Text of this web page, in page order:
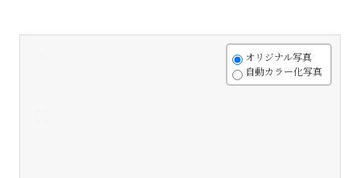
オリジナル写真
自動カラー化写真